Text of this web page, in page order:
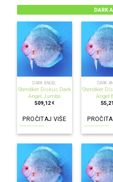
DARK
NEMA NA ZALIHI
DARK ANGEL
Stendker Diskus Dark
Angel Jumbo
509,12€
PROČITAJ VIŠE
NEMA
DARK
Stendker
Angel
55,21
NEMA NA ZALIHI NEMA